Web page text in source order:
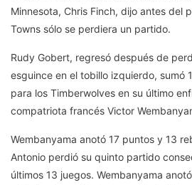
Minnesota, Chris Finch, dijo antes del
Towns sólo se perdiera un partido.
Rudy Gobert, regresó después de
esguince en el tobillo izquierdo, sumó
para los Timberwolves en su último
compatriota francés Victor
Wembanyama anotó 17 puntos y 13
Antonio perdió su quinto partido
últimos 13 juegos. Wembanyama